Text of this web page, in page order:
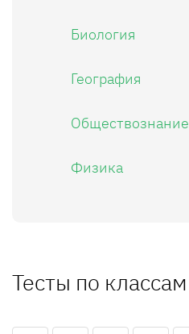
Биология
География
Обществознание
Физика
Тесты по классам